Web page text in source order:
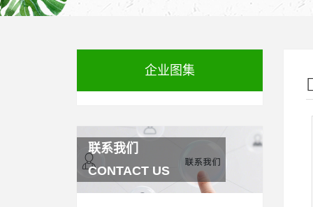
企业图集
联系我们
CONTACT US